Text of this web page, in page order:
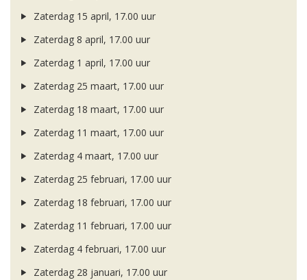
Zaterdag 15 april, 17.00 uur
Zaterdag 8 april, 17.00 uur
Zaterdag 1 april, 17.00 uur
Zaterdag 25 maart, 17.00 uur
Zaterdag 18 maart, 17.00 uur
Zaterdag 11 maart, 17.00 uur
Zaterdag 4 maart, 17.00 uur
Zaterdag 25 februari, 17.00 uur
Zaterdag 18 februari, 17.00 uur
Zaterdag 11 februari, 17.00 uur
Zaterdag 4 februari, 17.00 uur
Zaterdag 28 januari, 17.00 uur